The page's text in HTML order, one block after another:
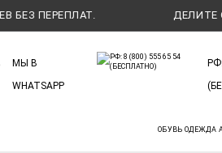
ДЕЛИТЕ ОПЛАТУ
МЫ В
WHATSAPP
ОБУВЬ ОДЕЖДА